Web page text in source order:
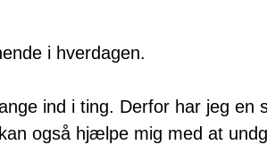
i hverdagen.
ind i ting. Derfor har jeg en
også hjælpe mig med at